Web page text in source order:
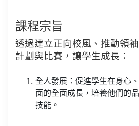
課程宗旨
透過建立正向校風、推動領
計劃與比賽，讓學生成長：
全人發展：促進學生在身心
面的全面成長，培養他們的
技能。